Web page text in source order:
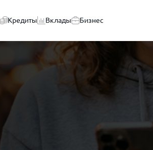
Кредиты Вклады Бизнес